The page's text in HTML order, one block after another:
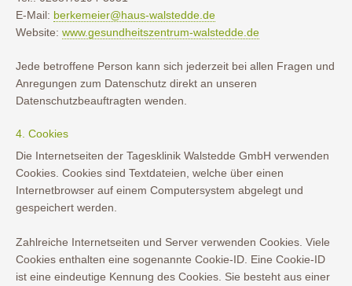
E-Mail: berkemeier@haus-walstedde.de
Website: www.gesundheitszentrum-walstedde.de
Jede betroffene Person kann sich jederzeit bei allen Fragen und
Anregungen zum Datenschutz direkt an unseren
Datenschutzbeauftragten wenden.
4. Cookies
Die Internetseiten der Tagesklinik Walstedde GmbH verwenden
Cookies. Cookies sind Textdateien, welche über einen
Internetbrowser auf einem Computersystem abgelegt und
gespeichert werden.
Zahlreiche Internetseiten und Server verwenden Cookies. Viele
Cookies enthalten eine sogenannte Cookie-ID. Eine Cookie-ID
ist eine eindeutige Kennung des Cookies. Sie besteht aus einer